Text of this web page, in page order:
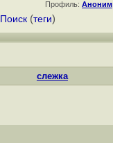
Профиль: Аноним
Поиск (теги)
слежка